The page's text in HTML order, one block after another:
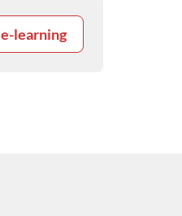
learning